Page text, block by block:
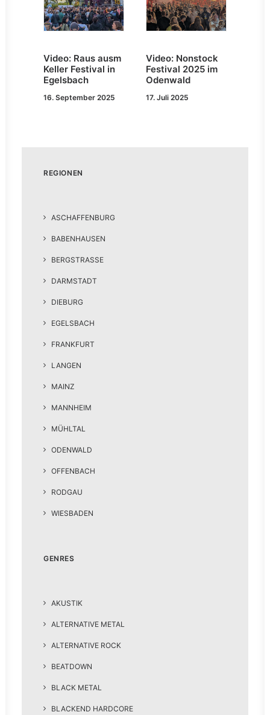
Video: Raus ausm
Keller Festival in
Egelsbach
16. September 2025
Video: Nonstock
Festival 2025 im
Odenwald
17. Juli 2025
REGIONEN
ASCHAFFENBURG
BABENHAUSEN
BERGSTRASSE
DARMSTADT
DIEBURG
EGELSBACH
FRANKFURT
LANGEN
MAINZ
MANNHEIM
MÜHLTAL
ODENWALD
OFFENBACH
RODGAU
WIESBADEN
GENRES
AKUSTIK
ALTERNATIVE METAL
ALTERNATIVE ROCK
BEATDOWN
BLACK METAL
BLACKEND HARDCORE